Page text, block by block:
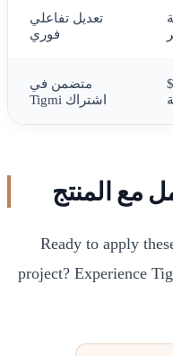
تعديل تفاعلي
فوري
متضمن في
اشتراك Tigmi
مع المنتج
Ready to apply
project? Experience